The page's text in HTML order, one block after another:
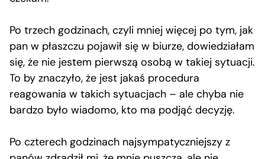
Po trzech godzinach, czyli mniej więcej po tym, jak
pan w płaszczu pojawił się w biurze, dowiedziałam
się, że nie jestem pierwszą osobą w takiej sytuacji.
To by znaczyło, że jest jakaś procedura
reagowania w takich sytuacjach – ale chyba nie
bardzo było wiadomo, kto ma podjąć decyzję.
Po czterech godzinach najsympatyczniejszy z